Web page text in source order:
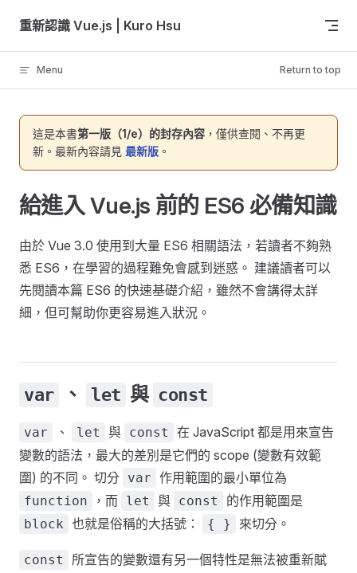
Skip to content
重新認識 Vue.js | Kuro Hsu
Menu Return to top
這是本書第一版（1/e）的封存內容 ，僅供查閱、不再更
新。最新內容請見 最新版 。
給進入 Vue.js 前的 ES6 必備知識
由於 Vue 3.0 使用到大量 ES6 相關語法，若讀者不夠熟
悉 ES6，在學習的過程難免會感到迷惑。 建議讀者可以
先閱讀本篇 ES6 的快速基礎介紹，雖然不會講得太詳
細，但可幫助你更容易進入狀況。
var 、 let 與 const
var 、 let 與 const
在 JavaScript 都是用來宣告
變數的語法，最大的差別是它們的 scope (變數有效範
圍) 的不同。 切分 var 作用範圍的最小單位為
function ，而 let 與 const 的作用範圍是
block 也就是俗稱的大括號： { } 來切分。
const
所宣告的變數還有另一個特性是無法被重新賦